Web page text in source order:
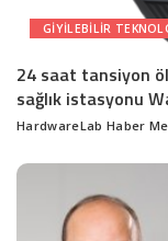
GIYILEBILIR
24 saat tansiyon
sağlık istasyonu
Posted
HardwareLab Haber